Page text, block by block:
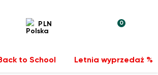
PLN 0
to School Letnia wyprzedaż %